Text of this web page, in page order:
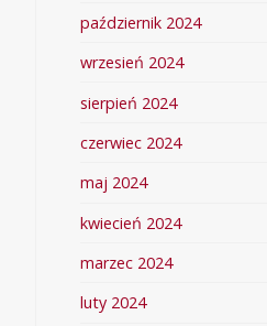
październik 2024
wrzesień 2024
sierpień 2024
czerwiec 2024
maj 2024
kwiecień 2024
marzec 2024
luty 2024